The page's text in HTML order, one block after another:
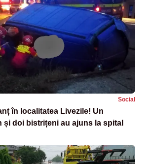
Social
în localitatea Livezile! Un
și doi bistrițeni au ajuns la spital